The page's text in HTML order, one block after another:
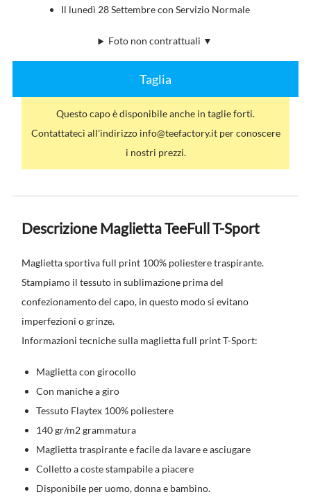
Il lunedì 28 Settembre con Servizio Normale
Foto non contrattuali ▼
Taglia
Questo capo è disponibile anche in taglie forti.
Contattateci all'indirizzo info@teefactory.it per conoscere
i nostri prezzi.
Descrizione Maglietta TeeFull T-Sport
Maglietta sportiva full print 100% poliestere traspirante.
Stampiamo il tessuto in sublimazione prima del
confezionamento del capo, in questo modo si evitano
imperfezioni o grinze.
Informazioni tecniche sulla maglietta full print T-Sport:
Maglietta con girocollo
Con maniche a giro
Tessuto Flaytex 100% poliestere
140 gr/m2 grammatura
Maglietta traspirante e facile da lavare e asciugare
Colletto a coste stampabile a piacere
Disponibile per uomo, donna e bambino.